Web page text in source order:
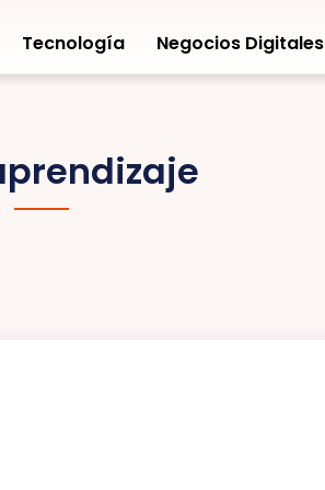
Tecnología Negocios Digitales